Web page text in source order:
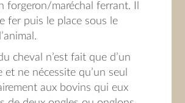
forgeron/maréchal ferrant. Il
fer puis le place sous le
cheval n’est fait que d’un
et ne nécessite qu’un seul
aux bovins qui eux